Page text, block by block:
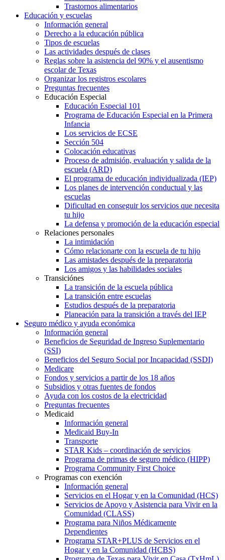
Trastornos alimentarios
Educación y escuelas
Información general
Derecho a la educación pública
Tipos de escuelas
Las actividades después de clases
Reglas sobre la asistencia del 90% y el ausentismo
escolar de Texas
Organizar los registros escolares
Preguntas frecuentes
Educación Especial
Educación Especial 101
Programa de Educación Especial en la Primera
Infancia
Los servicios de ECSE
Sección 504
Colocación educativas
Proceso de admisión, evaluación y salida de la
escuela (ARD)
El programa de educación individualizada (IEP)
Los planes de intervención conductual y las
escuelas
Dificultad en conseguir los servicios que necesita
tu hijo
La defensa y promoción de la educación especial
Relaciones personales
La intimidación
Cómo relacionarte con la escuela de tu hijo
Las amistades después de la preparatoria
Los amigos y las habilidades sociales
Transiciónes
La transición de la escuela pública
La transición entre escuelas
Estudios después de la preparatoria
Planeación para la transición a través del IEP
Seguro médico y ayuda económica
Información general
Beneficios de Seguridad de Ingreso Suplementario
(SSI)
Beneficios del Seguro Social por Incapacidad (SSDI)
Medicare
Fondos y servicios a partir de los 18 años
Subsidios y otras fuentes de fondos
Ayuda con los costos de la electricidad
Preguntas frecuentes
Medicaid
Información general
Medicaid Buy-In
Transporte
STAR Kids – coordinación de servicios
Programa de primas de seguro médico (HIPP)
Programa Community First Choice
Programas con exención
Información general
Servicios en el Hogar y en la Comunidad (HCS)
Servicios de Apoyo y Asistencia para Vivir en la
Comunidad (CLASS)
Programa para Niños Médicamente
Dependientes
Programa STAR+PLUS de Servicios en el
Hogar y en la Comunidad (HCBS)